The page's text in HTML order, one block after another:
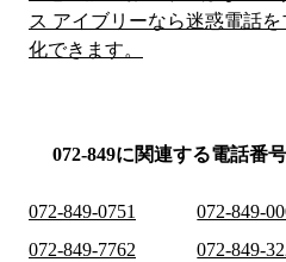
ス アイブリーなら迷惑電話
化できます。
072-849に関連する電話番号
072-849-0751 072-849-
072-849-7762
072-849-